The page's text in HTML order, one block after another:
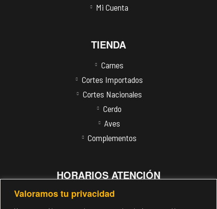
Valoramos tu privacidad
Mi Cuenta
TIENDA
Carnes
Cortes Importados
Cortes Nacionales
Cerdo
Aves
Complementos
HORARIOS ATENCIÓN
Lunes – Sábado:9:00 am – 6:00 pm